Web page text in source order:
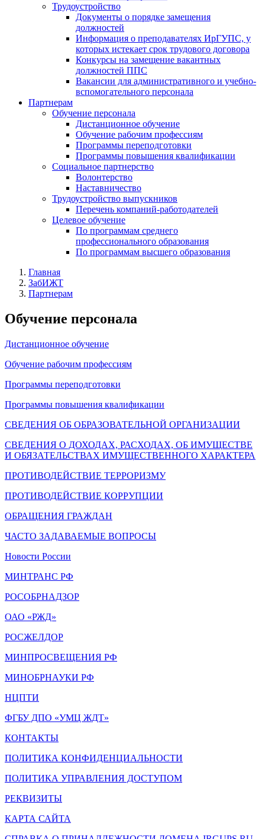
Трудоустройство
Документы о порядке замещения
должностей
Информация о преподавателях ИрГУПС, у
которых истекает срок трудового договора
Конкурсы на замещение вакантных
должностей ППС
Вакансии для административного и учебно-
вспомогательного персонала
Партнерам
Обучение персонала
Дистанционное обучение
Обучение рабочим профессиям
Программы переподготовки
Программы повышения квалификации
Социальное партнерство
Волонтерство
Наставничество
Трудоустройство выпускников
Перечень компаний-работодателей
Целевое обучение
По программам среднего
профессионального образования
По программам высшего образования
Главная
ЗабИЖТ
Партнерам
Обучение персонала
Дистанционное обучение
Обучение рабочим профессиям
Программы переподготовки
Программы повышения квалификации
СВЕДЕНИЯ ОБ ОБРАЗОВАТЕЛЬНОЙ ОРГАНИЗАЦИИ
СВЕДЕНИЯ О ДОХОДАХ, РАСХОДАХ, ОБ ИМУЩЕСТВЕ
И ОБЯЗАТЕЛЬСТВАХ ИМУЩЕСТВЕННОГО ХАРАКТЕРА
ПРОТИВОДЕЙСТВИЕ ТЕРРОРИЗМУ
ПРОТИВОДЕЙСТВИЕ КОРРУПЦИИ
ОБРАЩЕНИЯ ГРАЖДАН
ЧАСТО ЗАДАВАЕМЫЕ ВОПРОСЫ
Новости России
МИНТРАНС РФ
РОСОБРНАДЗОР
ОАО «РЖД»
РОСЖЕЛДОР
МИНПРОСВЕЩЕНИЯ РФ
МИНОБРНАУКИ РФ
НЦПТИ
ФГБУ ДПО «УМЦ ЖДТ»
КОНТАКТЫ
ПОЛИТИКА КОНФИДЕНЦИАЛЬНОСТИ
ПОЛИТИКА УПРАВЛЕНИЯ ДОСТУПОМ
РЕКВИЗИТЫ
КАРТА САЙТА